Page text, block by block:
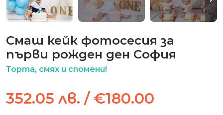
Смаш кейк фотосесия за
първи рожден ден София
Торта, смях и спомени!
352.05 лв. / €180.00